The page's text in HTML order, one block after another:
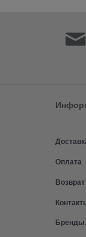
Оплата
Возврат
Бренды